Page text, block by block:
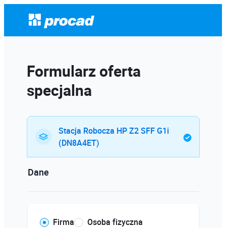
Formularz oferta
specjalna
Stacja Robocza HP Z2 SFF G1i
(DN8A4ET)
Dane
Firma Osoba fizyczna